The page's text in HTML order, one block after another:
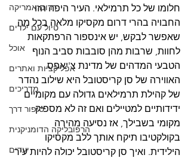
דרום אמריקה
טיול עם ילדים
אוכל
אפליקציות ואתרים
מדריכים
סיפור דרך
הרפובליקה הדומניקנית
יעדים
חלומו של כל תרמילאי. העיר היפה הזו
החבויה בהרי דרום מקסיקו מלאה בכל מה
שאפשר לבקש, יש אינספור הרפתקאות
לחוות, שרבות מהן סובבות סביב הנוף
הטבעי המדהים של מדינת צ'יאפס.
האווירה של סן קריסטובל היא שילוב נהדר
של קהילת תרמילאים גדולה עם מקומיים
ידידותיים למטיילים ואם זה לא מספיק
מקומי בשבילך, אז נסיעה מהירה
בקולקטיבו תיקח אותך ללב מקסיקו
הילידית. ואיך סן קריסטובל יכולה להיות עיר